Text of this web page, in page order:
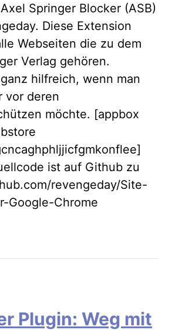
Springer Blocker (ASB)
Diese Extension
Webseiten die zu dem
Verlag gehören.
hilfreich, wenn man
vor deren
möchte. [appbox
ist auf Github zu
revengeday/Site-
Google-Chrome
Plugin: Weg mit